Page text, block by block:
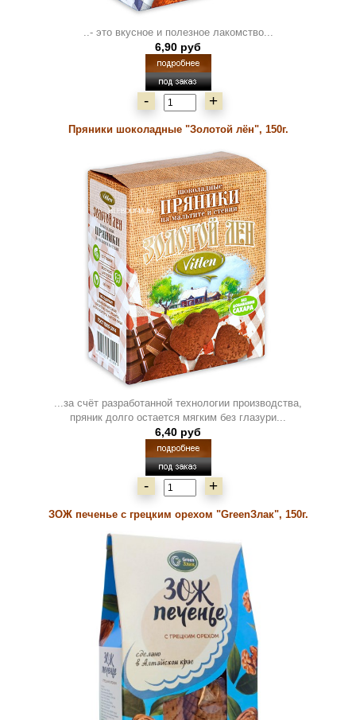
..- это вкусное и полезное лакомство...
6,90 руб
- +
Пряники шоколадные "Золотой лён", 150г.
...за счёт разработанной технологии производства,
пряник долго остается мягким без глазури...
6,40 руб
- +
ЗОЖ печенье с грецким орехом "GreenЗлак", 150г.